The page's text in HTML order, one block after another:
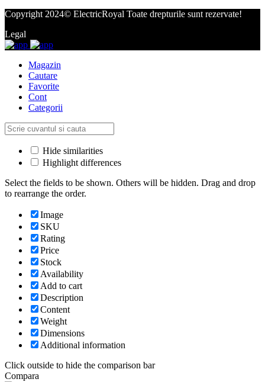
Copyright 2024© ElectricRoyal Toate drepturile sunt rezervate!
Legal
Magazin
Cautare
Favorite
Cont
Categorii
Hide similarities
Highlight differences
Select the fields to be shown. Others will be hidden. Drag and drop
to rearrange the order.
Image
SKU
Rating
Price
Stock
Availability
Add to cart
Description
Content
Weight
Dimensions
Additional information
Click outside to hide the comparison bar
Compara